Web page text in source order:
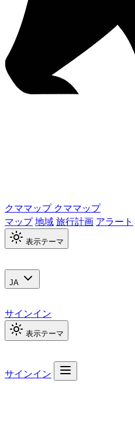
クママップ クママップ
マップ地域旅行計画 アラート
表示テーマ
JA
サインイン
表示テーマ
サインイン